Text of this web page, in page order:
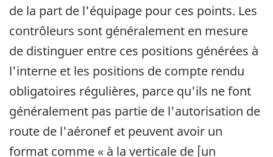
de la part de l'équipage pour ces points. Les
contrôleurs sont généralement en mesure
de distinguer entre ces positions générées à
l'interne et les positions de compte rendu
obligatoires régulières, parce qu'ils ne font
généralement pas partie de l'autorisation de
route de l'aéronef et peuvent avoir un
format comme « à la verticale de [un